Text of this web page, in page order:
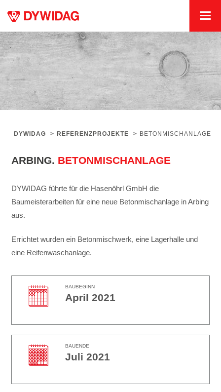
DYWIDAG > REFERENZPROJEKTE > BETONMISCHANLAGE
ARBING. BETONMISCHANLAGE
DYWIDAG führte für die Hasenöhrl GmbH die
Baumeisterarbeiten für eine neue Betonmischanlage in Arbing
aus.
Errichtet wurden ein Betonmischwerk, eine Lagerhalle und
eine Reifenwaschanlage.
BAUBEGINN
April 2021
BAUENDE
Juli 2021